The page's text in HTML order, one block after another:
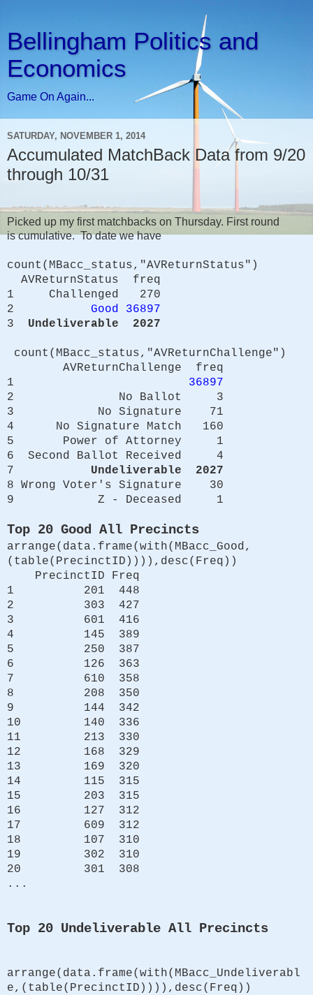
Bellingham Politics and
Economics
Game On Again...
SATURDAY, NOVEMBER 1, 2014
Accumulated MatchBack Data from 9/20
through 10/31
Picked up my first matchbacks on Thursday. First round
is cumulative. To date we have
count(MBacc_status,"AVReturnStatus")
AVReturnStatus freq
1 Challenged 270
2 Good 36897
3 Undeliverable 2027
count(MBacc_status,"AVReturnChallenge")
AVReturnChallenge freq
1 36897
2 No Ballot 3
3 No Signature 71
4 No Signature Match 160
5 Power of Attorney 1
6 Second Ballot Received 4
7
Undeliverable 2027
8 Wrong Voter's Signature 30
9 Z - Deceased 1
Top 20 Good All Precincts
arrange(data.frame(with(MBacc_Good,
(table(PrecinctID)))),desc(Freq))
PrecinctID Freq
1 201 448
2 303 427
3 601 416
4 145 389
5 250 387
6 126 363
7 610 358
8 208 350
9 144 342
10 140 336
11 213 330
12 168 329
13 169 320
14 115 315
15 203 315
16 127 312
17 609 312
18 107 310
19 302 310
20 301 308
...
Top 20 Undeliverable All Precincts
arrange(data.frame(with(MBacc_Undeliverabl
e,(table(PrecinctID)))),desc(Freq))